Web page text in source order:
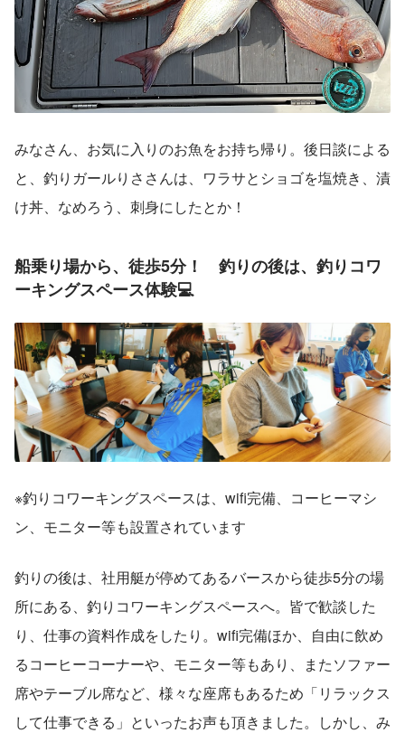
みなさん、お気に入りのお魚をお持ち帰り。後日談による
と、釣りガールりささんは、ワラサとショゴを塩焼き、漬
け丼、なめろう、刺身にしたとか！
船乗り場から、徒歩5分！　釣りの後は、釣りコワ
ーキングスペース体験💻
※釣りコワーキングスペースは、wifi完備、コーヒーマシ
ン、モニター等も設置されています
釣りの後は、社用艇が停めてあるバースから徒歩5分の場
所にある、釣りコワーキングスペースへ。皆で歓談した
り、仕事の資料作成をしたり。wifi完備ほか、自由に飲め
るコーヒーコーナーや、モニター等もあり、またソファー
席やテーブル席など、様々な座席もあるため「リラックス
して仕事できる」といったお声も頂きました。しかし、み